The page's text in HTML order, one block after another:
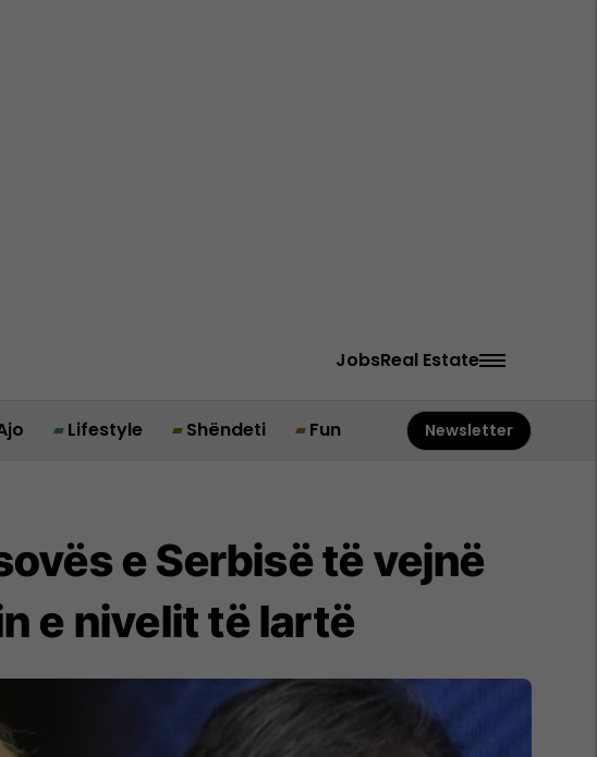
JobsReal Estate
Lifestyle Shëndeti Fun Newsletter
e Serbisë të vejnë
e nivelit të lartë